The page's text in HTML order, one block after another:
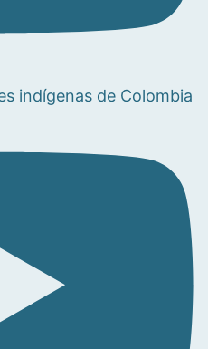
indígenas de Colombia